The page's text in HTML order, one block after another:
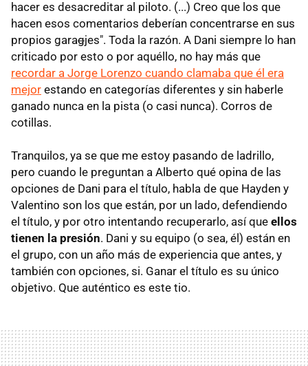
hacer es desacreditar al piloto. (...) Creo que los que
hacen esos comentarios deberían concentrarse en sus
propios garagjes". Toda la razón. A Dani siempre lo han
criticado por esto o por aquéllo, no hay más que
recordar a Jorge Lorenzo cuando clamaba que él era
mejor estando en categorías diferentes y sin haberle
ganado nunca en la pista (o casi nunca). Corros de
cotillas.
Tranquilos, ya se que me estoy pasando de ladrillo,
pero cuando le preguntan a Alberto qué opina de las
opciones de Dani para el título, habla de que Hayden y
Valentino son los que están, por un lado, defendiendo
el título, y por otro intentando recuperarlo, así que ellos
tienen la presión. Dani y su equipo (o sea, él) están en
el grupo, con un año más de experiencia que antes, y
también con opciones, si. Ganar el título es su único
objetivo. Que auténtico es este tio.